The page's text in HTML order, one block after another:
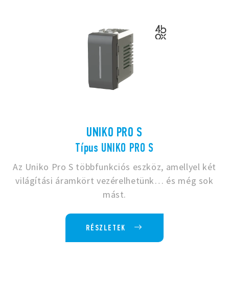
UNIKO PRO S
Típus UNIKO PRO S
Az Uniko Pro S többfunkciós eszköz, amellyel két
világítási áramkört vezérelhetünk… és még sok
mást.
RÉSZLETEK